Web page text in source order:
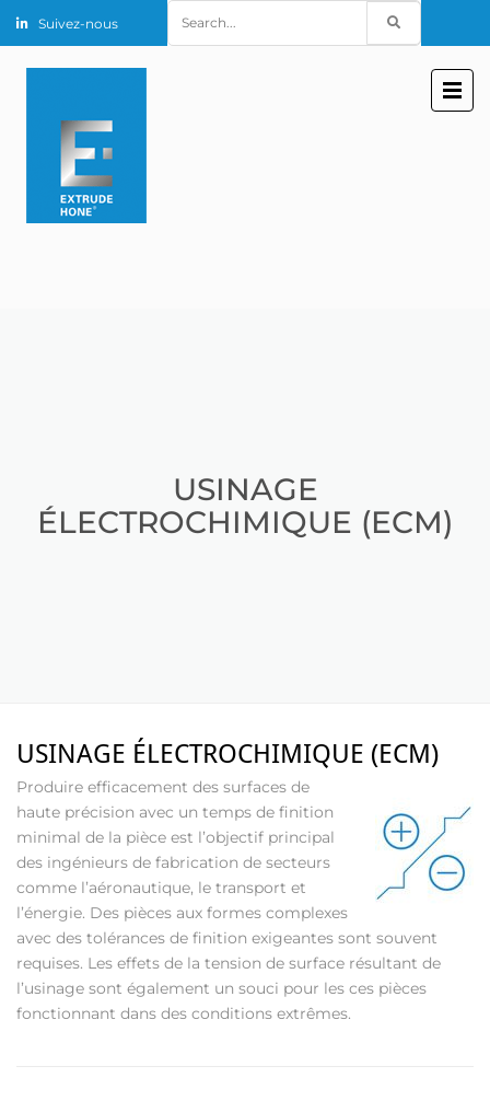
Suivez-nous
for:
USINAGE
ÉLECTROCHIMIQUE (ECM)
USINAGE ÉLECTROCHIMIQUE (ECM)
Produire efficacement des surfaces de
haute précision avec un temps de finition
minimal de la pièce est l’objectif principal
des ingénieurs de fabrication de secteurs
comme l’aéronautique, le transport et
l’énergie. Des pièces aux formes complexes
avec des tolérances de finition exigeantes sont souvent
requises. Les effets de la tension de surface résultant de
l’usinage sont également un souci pour les ces pièces
fonctionnant dans des conditions extrêmes.